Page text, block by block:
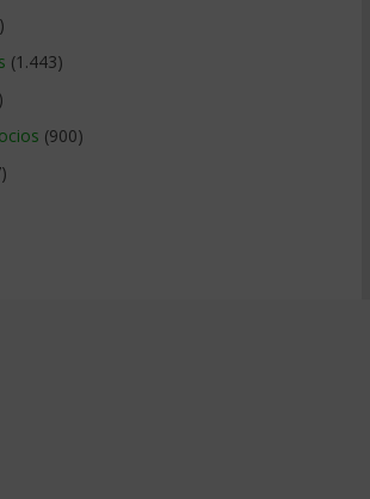
(1.443)
(900)